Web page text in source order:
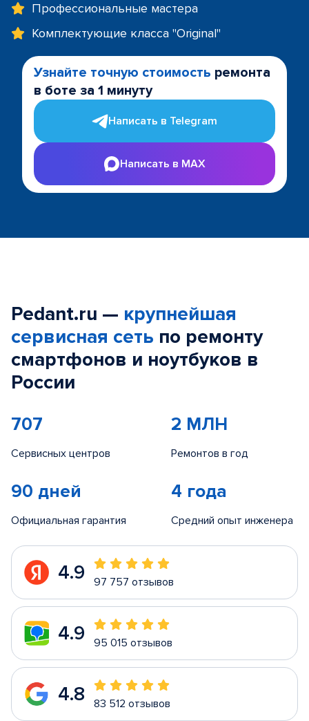
Профессиональные мастера
Комплектующие класса "Original"
Узнайте точную стоимость ремонта
в боте за 1 минуту
Написать в Telegram
Написать в MAX
Pedant.ru — крупнейшая
сервисная сеть по ремонту
смартфонов и ноутбуков в
России
707
Сервисных центров
2 МЛН
Ремонтов в год
90 дней
Официальная гарантия
4 года
Средний опыт инженера
4.9 97 757 отзывов
4.9 95 015 отзывов
4.8 83 512 отзывов